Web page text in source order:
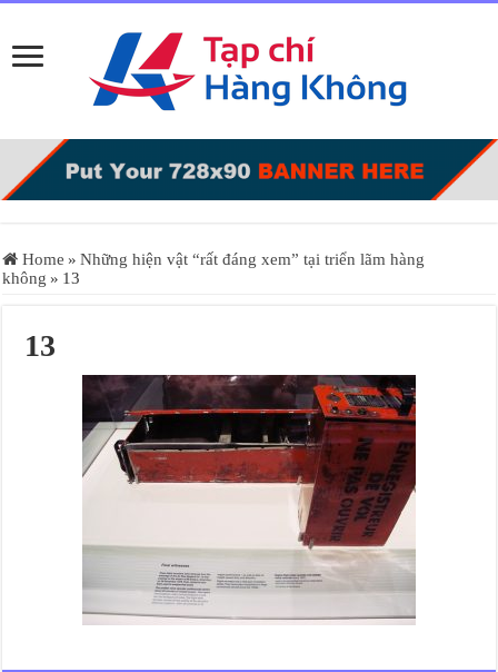
Home » Những hiện vật “rất đáng xem” tại triển lãm hàng
không » 13
13